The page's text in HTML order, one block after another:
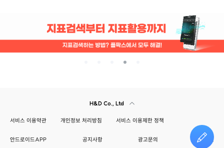
H&D Co., Ltd
서비스 이용약관 개인정보 처리방침 서비스 이용제한 정책
안드로이드APP 공지사항 광고문의 건의하기